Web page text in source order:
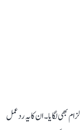
بھی لگایا۔ ان کا یہ ردعمل